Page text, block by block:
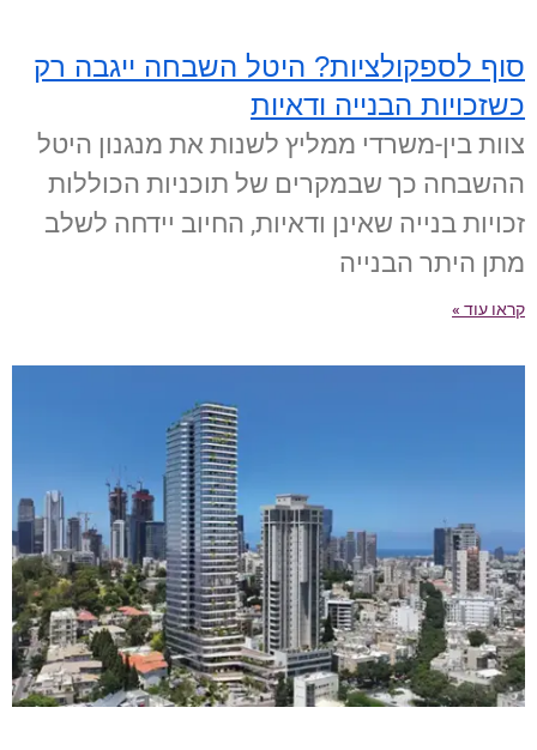
סוף לספקולציות? היטל השבחה ייגבה רק
כשזכויות הבנייה ודאיות
צוות בין-משרדי ממליץ לשנות את מנגנון היטל
ההשבחה כך שבמקרים של תוכניות הכוללות
זכויות בנייה שאינן ודאיות, החיוב יידחה לשלב
מתן היתר הבנייה
קראו עוד »